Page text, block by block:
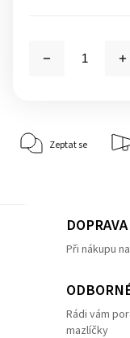
Zeptat se
Při nákupu
Rádi vám
mazlíčky